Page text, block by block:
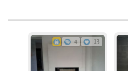
4 13